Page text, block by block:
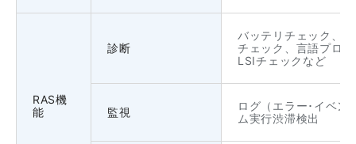
RAS機
能
診断
バッテリチェック、
チェック、言語プロ
LSIチェックなど
監視
ログ（エラー･イベン
ム実行渋滞検出